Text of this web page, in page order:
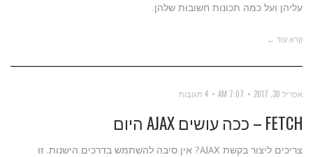
עליהן ועל כמה תכונות חשובות שלהן.
קרא עוד ←
אפריל 30, 2017 7:07 AM 4 תגובות
FETCH – ככה עושים AJAX היום
צריכים ליצור בקשת AJAX? אין סיבה להשתמש בדרכים הישנות. זו